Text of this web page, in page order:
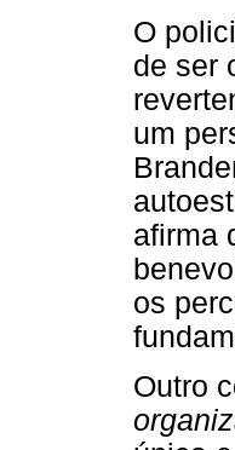
O
de ser
um
afirma
os
Outro